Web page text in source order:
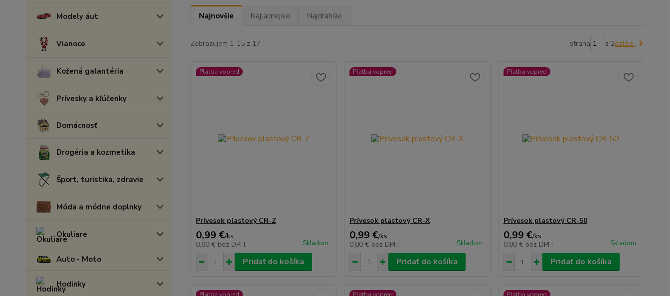
Modely áut
Vianoce
Kožená galantéria
Prívesky a kľúčenky
Domácnosť
Drogéria a kozmetika
Šport, turistika, zdravie
Móda a módne doplnky
Okuliare
Auto - Moto
Hodinky
Najnovšie Najlacnejšie Najdrahšie
Zobrazujem 1-15 z 17 strana z 2ďalšie
Platba vopred
Prívesok plastový CR-Z
0,99 €/ks
0,80 € bez DPH Skladom
Pridať do košíka
Platba vopred
Prívesok plastový CR-X
0,99 €/ks
0,80 € bez DPH Skladom
Pridať do košíka
Platba vopred
Prívesok plastový CR-50
0,99 €/ks
0,80 € bez DPH Skladom
Pridať do košíka